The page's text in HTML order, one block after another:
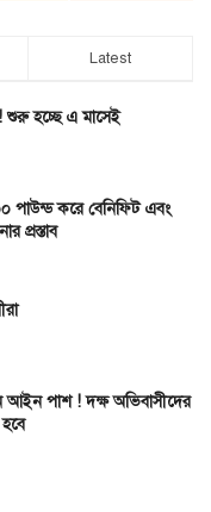
Latest
! শুরু হচ্ছে এ মাসেই
পাউন্ড করে বেনিফিট এবং
প্রস্তাব
আইন পাশ ! দক্ষ অভিবাসীদের